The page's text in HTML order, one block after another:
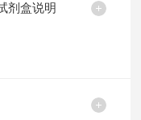
剂盒说明